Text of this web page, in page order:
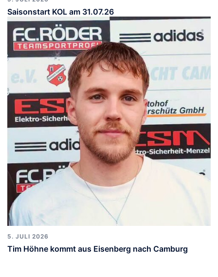
Saisonstart KOL am 31.07.26
5. JULI 2026
Tim Höhne kommt aus Eisenberg nach Camburg